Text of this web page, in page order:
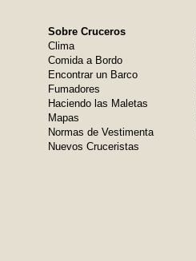
Sobre Cruceros
Clima
Comida a Bordo
Encontrar un Barco
Fumadores
Haciendo las Maletas
Mapas
Normas de Vestimenta
Nuevos Cruceristas